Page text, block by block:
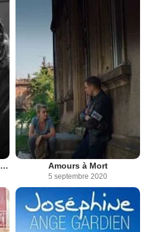
Le Chevalier de Maison-Rouge Amours à Mort
5 septembre 2020